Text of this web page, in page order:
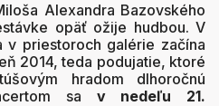
Alexandra Bazovského
opäť ožije hudbou. V
v priestoroch galérie začína
2014, teda podujatie, ktoré
hradom dlhoročnú
sa v nedeľu 21.